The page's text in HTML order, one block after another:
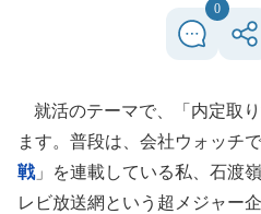
0
就活のテーマで、「内定取
ます。普段は、会社ウォッチ
戦」を連載している私、石渡
レビ放送網という超メジャー